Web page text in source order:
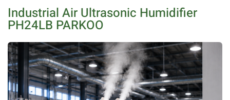
Industrial Air Ultrasonic Humidifier
PH24LB PARKOO